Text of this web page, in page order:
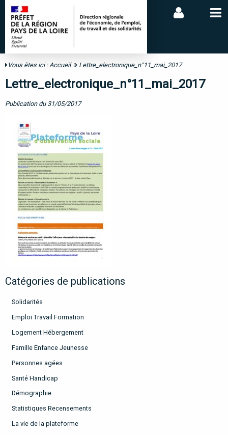
Vous êtes ici :Accueil Lettre_electronique_n°11_mai_2017
Lettre_electronique_n°11_mai_2017
Publication du 31/05/2017
Catégories de publications
Solidarités
Emploi Travail Formation
Logement Hébergement
Famille Enfance Jeunesse
Personnes agées
Santé Handicap
Démographie
Statistiques Recensements
La vie de la plateforme